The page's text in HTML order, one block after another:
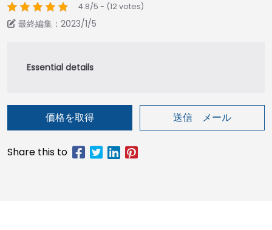
4.8/5 - (12 votes)
最終編集：2023/1/5
価格を取得 送信 メール